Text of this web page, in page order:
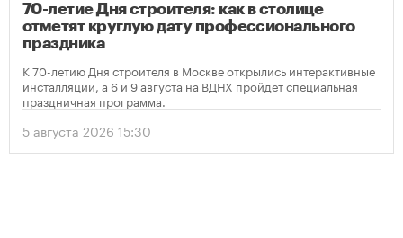
70-летие Дня строителя: как в столице
отметят круглую дату профессионального
праздника
К 70-летию Дня строителя в Москве открылись интерактивные
инсталляции, а 6 и 9 августа на ВДНХ пройдет специальная
праздничная программа.
5 августа 2026 15:30